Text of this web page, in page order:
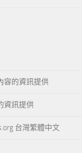
容的資訊提供
資訊提供
台灣繁體中文